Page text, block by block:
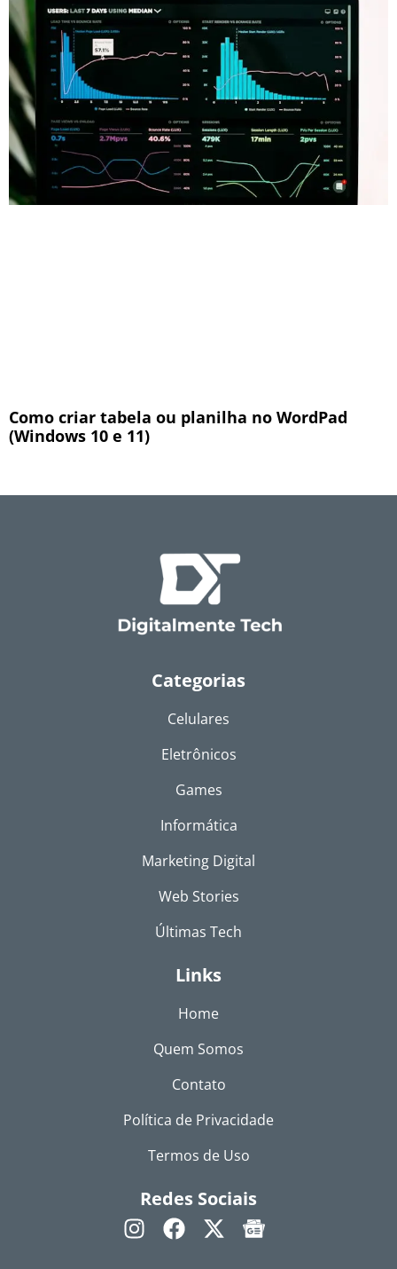
Como criar tabela ou planilha no WordPad
(Windows 10 e 11)
Categorias
Celulares
Eletrônicos
Games
Informática
Marketing Digital
Web Stories
Últimas Tech
Links
Home
Quem Somos
Contato
Política de Privacidade
Termos de Uso
Redes Sociais